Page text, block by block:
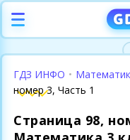
ГДЗ ИНФО •
номер 3, Часть 1
Страница 98,